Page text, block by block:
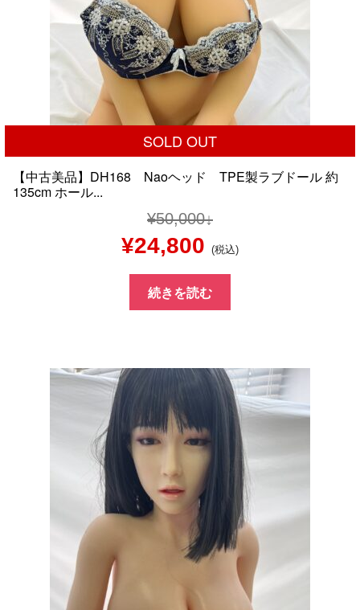
SOLD OUT
【中古美品】DH168 Naoヘッド TPE製ラブドール 約
135cm ホール...
¥50,000
元
の
価
は
¥50,000
で
し
た。
¥24,800 現
在
の
格
は
¥24,800
で
す。
(税込)
続きを読む